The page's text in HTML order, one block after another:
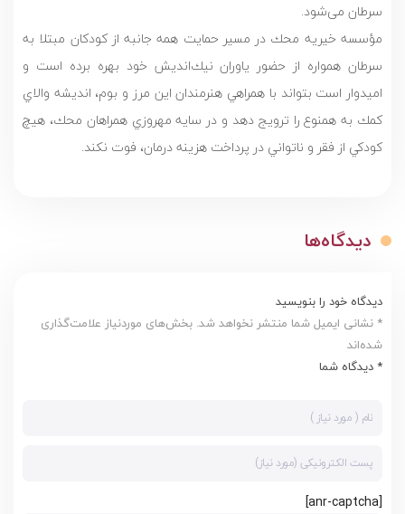
سرطان می‌شود.
مؤسسه خيريه محك در مسير حمايت همه جانبه از كودكان مبتلا به
سرطان همواره از حضور ياوران نيك‌انديش خود بهره برده است و
اميدوار است بتواند با همراهي هنرمندان اين مرز و بوم، انديشه والاي
كمك به همنوع را ترويج دهد و در سايه مهروزي همراهان محك، هيچ
كودكي از فقر و ناتواني در پرداخت هزينه درمان، فوت نكند.
دیدگاه‌ها
دیدگاه خود را بنویسید
* نشانی ایمیل شما منتشر نخواهد شد. بخش‌های موردنیاز علامت‌گذاری
شده‌اند
* دیدگاه شما
[anr-captcha]